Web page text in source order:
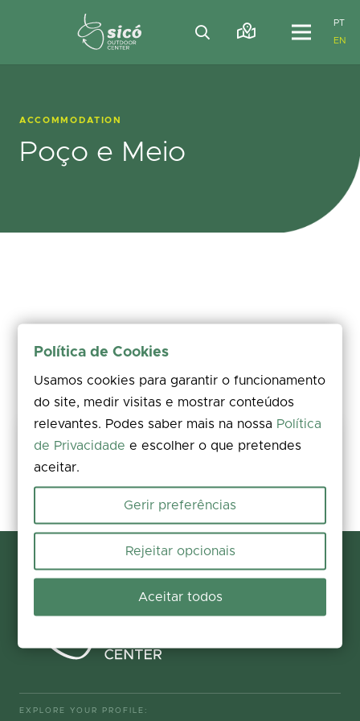
PT
EN
ACCOMMODATION
Poço e Meio
Share your experience
Rate, leave a comment, and add photos. Your feedback improves the
EXPLORE YOUR PROFILE:
Política de Cookies
Usamos cookies para garantir o funcionamento
do site, medir visitas e mostrar conteúdos
relevantes. Podes saber mais na nossa Política
de Privacidade e escolher o que pretendes
aceitar.
Gerir preferências
Rejeitar opcionais
Aceitar todos